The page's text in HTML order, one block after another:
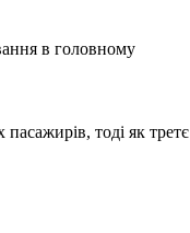
в головному
тоді як третє